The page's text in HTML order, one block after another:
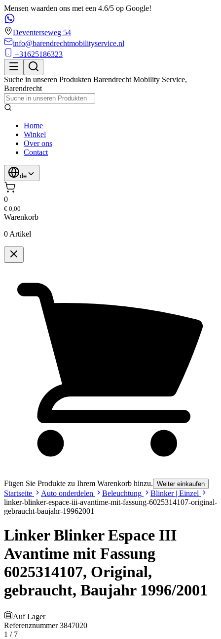
Mensen waarden ons met een 4.6/5 op Google!
Deventerseweg 54
info@barendrechtmobilityservice.nl
+31625186323
Suche in unseren Produkten Barendrecht Mobility Service,
Barendrecht
Home
Winkel
Over ons
Contact
de
0
€ 0,00
Warenkorb
0 Artikel
Fügen Sie Produkte zu Ihrem Warenkorb hinzu. Weiter einkaufen
Startseite Auto onderdelen Beleuchtung
Blinker | Einzel
linker-blinker-espace-iii-avantime-mit-fassung-6025314107-original-
gebraucht-baujahr-19962001
Linker Blinker Espace III
Avantime mit Fassung
6025314107, Original,
gebraucht, Baujahr 1996/2001
Auf Lager
Referenznummer 3847020
1 / 7